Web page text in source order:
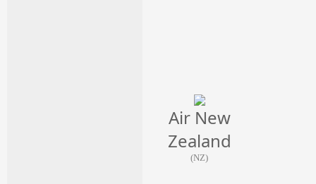
Air New
Zealand
(NZ)